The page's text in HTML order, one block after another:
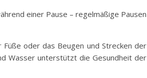
einer Pause – regelmäßige Pausen
oder das Beugen und Strecken der
Wasser unterstützt die Gesundheit der